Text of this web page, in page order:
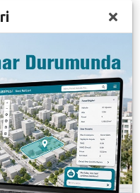
ekibi, bu seti
setlerde
Set boyunca skor ve
yeşil mavi
25-18, maçı da 3-1
16, Künzler 15,
haneli rakamlara
Sarıyer